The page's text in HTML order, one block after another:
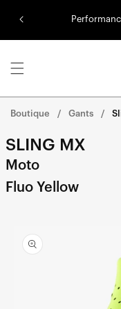
contenu
Boutique Gants
SLING MX
Moto
Fluo Yellow
informations
sur le